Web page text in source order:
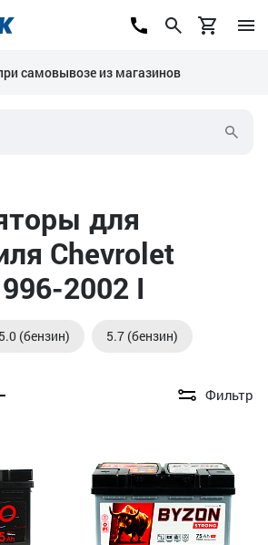
самовывозе из магазинов
для
Chevrolet
2002 I
5.0 (бензин) 5.7 (бензин)
Фильтр